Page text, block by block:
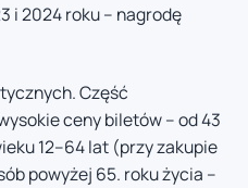
i 2024 roku – nagrodę
Część
ceny biletów – od 43
12–64 lat (przy zakupie
powyżej 65. roku życia –